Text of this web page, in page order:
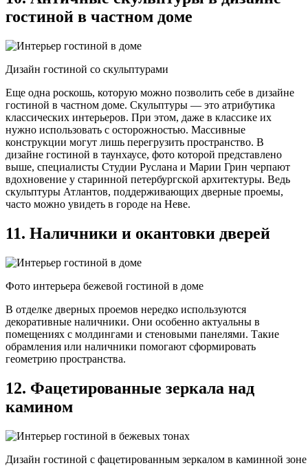
гостиной в частном доме
Дизайн гостиной со скульптурами
Еще одна роскошь, которую можно позволить себе в дизайне
гостиной в частном доме. Скульптуры — это атрибутика
классических интерьеров. При этом, даже в классике их
нужно использовать с осторожностью. Массивные
конструкции могут лишь перегрузить пространство. В
дизайне гостиной в таунхаусе, фото которой представлено
выше, специалисты Студии Руслана и Марии Грин черпают
вдохновение у старинной петербургской архитектуры. Ведь
скульптуры Атлантов, поддерживающих дверные проемы,
часто можно увидеть в городе на Неве.
11. Наличники и окантовки дверей
Фото интерьера бежевой гостиной в доме
В отделке дверных проемов нередко используются
декоративные наличники. Они особенно актуальны в
помещениях с молдингами и стеновыми панелями. Такие
обрамления или наличники помогают сформировать
геометрию пространства.
12. Фацетированные зеркала над
камином
Дизайн гостиной с фацетированным зеркалом в каминной зоне